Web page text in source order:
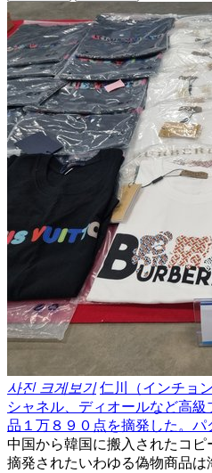
사진 크게보기 仁川（インチョ
シャネル、ディオールなど高
品１万８９０点を摘発した。パ
中国から韓国に搬入されたコピ
摘発されたいわゆる偽物商品